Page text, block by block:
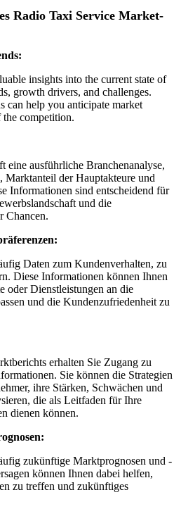
Radio Taxi Service Market-
insights into the current state of
growth drivers, and challenges.
can help you anticipate market
the competition.
eine ausführliche Branchenanalyse,
der Hauptakteure und
Informationen sind entscheidend für
und die
Chancen.
Daten zum Kundenverhalten, zu
Diese Informationen können Ihnen
oder Dienstleistungen an die
und die Kundenzufriedenheit zu
erhalten Sie Zugang zu
Sie können die Strategien
ihre Stärken, Schwächen und
die als Leitfaden für Ihre
dienen können.
zukünftige Marktprognosen und -
können Ihnen dabei helfen,
zu treffen und zukünftiges